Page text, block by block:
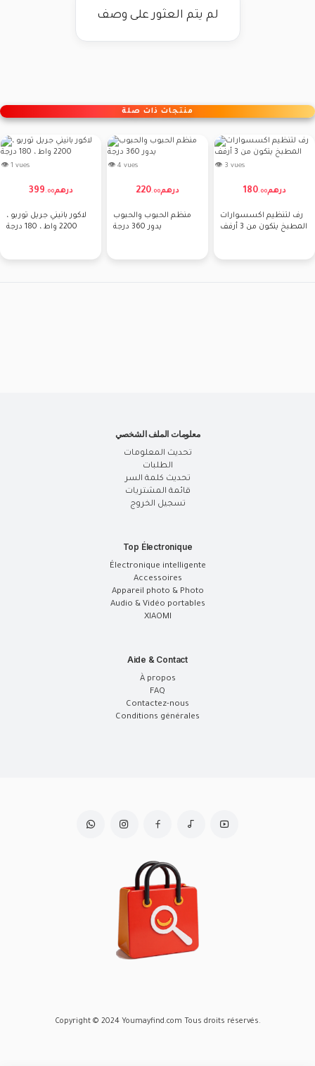
لم يتم العثور على وصف
منتجات ذات صلة
👁 1 vues
399 . 00درهم
لاكور بانيني جريل توربو ،
2200 واط ، 180 درجة
👁 4 vues
220. 00درهم
منظم الحبوب والحبوب
يدور 360 درجة
👁 3 vues
180. 00درهم
رف لتنظيم اكسسوارات
المطبخ يتكون من 3 أرفف
معلومات الملف الشخصي
تحديث المعلومات
الطلبات
تحديث كلمة السر
قائمة المشتريات
تسجيل الخروج
Top Électronique
Électronique intelligente
Accessoires
Appareil photo & Photo
Audio & Vidéo portables
XIAOMI
Aide & Contact
À propos
FAQ
Contactez-nous
Conditions générales
Copyright © 2024 Youmayfind.com Tous droits réservés.